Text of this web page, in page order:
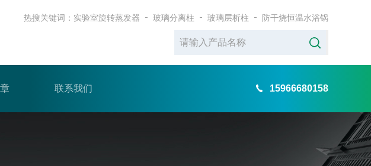
热搜关键词： 实验室旋转蒸发器 玻璃分离柱 玻璃层析柱 防干烧恒温水浴锅
联系我们 15966680158